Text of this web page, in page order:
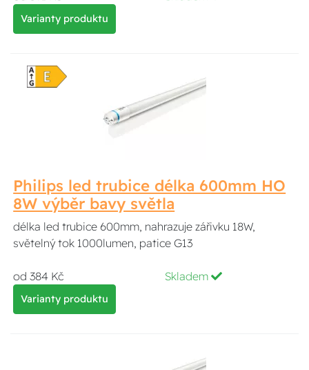
Varianty produktu
Philips led trubice délka 600mm HO
8W výběr bavy světla
délka led trubice 600mm, nahrazuje zářivku 18W,
světelný tok 1000lumen, patice G13
od 384 Kč Skladem
Varianty produktu